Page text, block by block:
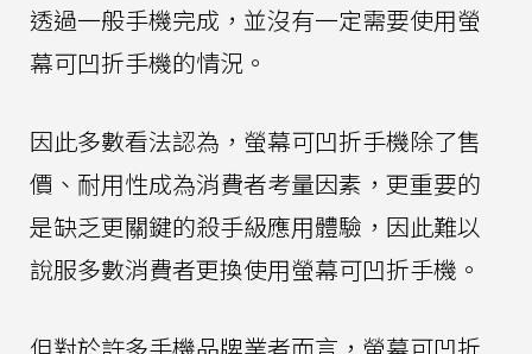
透過一般手機完成，並沒有一定需要使用螢
幕可凹折手機的情況。
因此多數看法認為，螢幕可凹折手機除了售
價、耐用性成為消費者考量因素，更重要的
是缺乏更關鍵的殺手級應用體驗，因此難以
說服多數消費者更換使用螢幕可凹折手機。
但對於許多手機品牌業者而言，螢幕可凹折